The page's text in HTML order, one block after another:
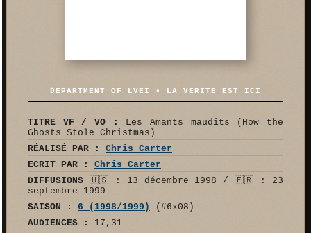
DEPARTMENT OF LVEI • LA VERITE EST ICI
TITRE VF / VO :
Les Amants maudits (How the
Ghosts Stole Christmas)
RÉALISÉ PAR :
Chris Carter
ECRIT PAR :
Chris Carter
DIFFUSIONS
🇺🇸 : 13 décembre 1998 / 🇫🇷 : 23
septembre 1999
SAISON :
6 (1998/1999)
(#6x08)
AUDIENCES :
17,31